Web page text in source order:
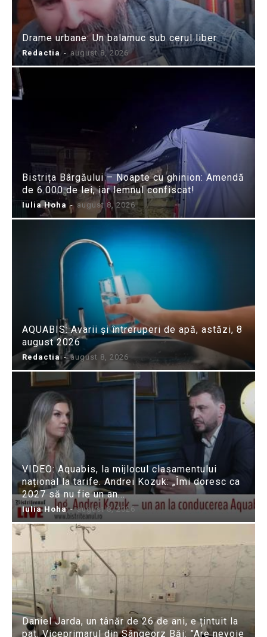
Drame urbane: Un balamuc sub cerul liber
Redactia - august 8, 2026
Bistrița Bârgăului – Noapte cu ghinion: Amendă
de 6.000 de lei, iar lemnul confiscat!
Iulia Hoha - august 8, 2026
AQUABIS: Avarii și întreruperi de apă, astăzi, 8
august 2026
Redactia - august 8, 2026
VIDEO: Aquabis, la mijlocul clasamentului
național la tarife. Andrei Kozuk: „Îmi doresc ca
2027 să nu fie un an...
Iulia Hoha - august 8, 2026
Daniel Jarda, un tânăr de 26 de ani, e țintuit la
pat. Viceprimarul din Sângeorz Băi: ”Are nevoie